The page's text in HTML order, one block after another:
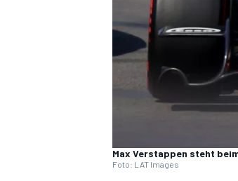
Max Verstappen steht
Foto: LAT Images